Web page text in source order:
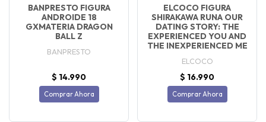
BANPRESTO FIGURA
ANDROIDE 18
GXMATERIA DRAGON
BALL Z
BANPRESTO
$ 14.990
Comprar Ahora
ELCOCO FIGURA
SHIRAKAWA RUNA OUR
DATING STORY: THE
EXPERIENCED YOU AND
THE INEXPERIENCED ME
ELCOCO
$ 16.990
Comprar Ahora